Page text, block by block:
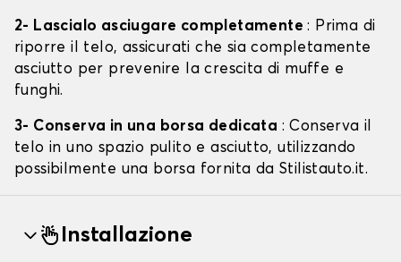
2- Lascialo asciugare completamente: Prima di
riporre il telo, assicurati che sia completamente
asciutto per prevenire la crescita di muffe e
funghi.
3- Conserva in una borsa dedicata : Conserva il
telo in uno spazio pulito e asciutto, utilizzando
possibilmente una borsa fornita da Stilistauto.it.
Installazione